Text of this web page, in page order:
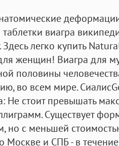
виагра
Здесь легко купить
женщин! Виагра для
половины
во всем мире.
Не стоит превышать
Существует
но с меньшей
Москве и СПБ - в